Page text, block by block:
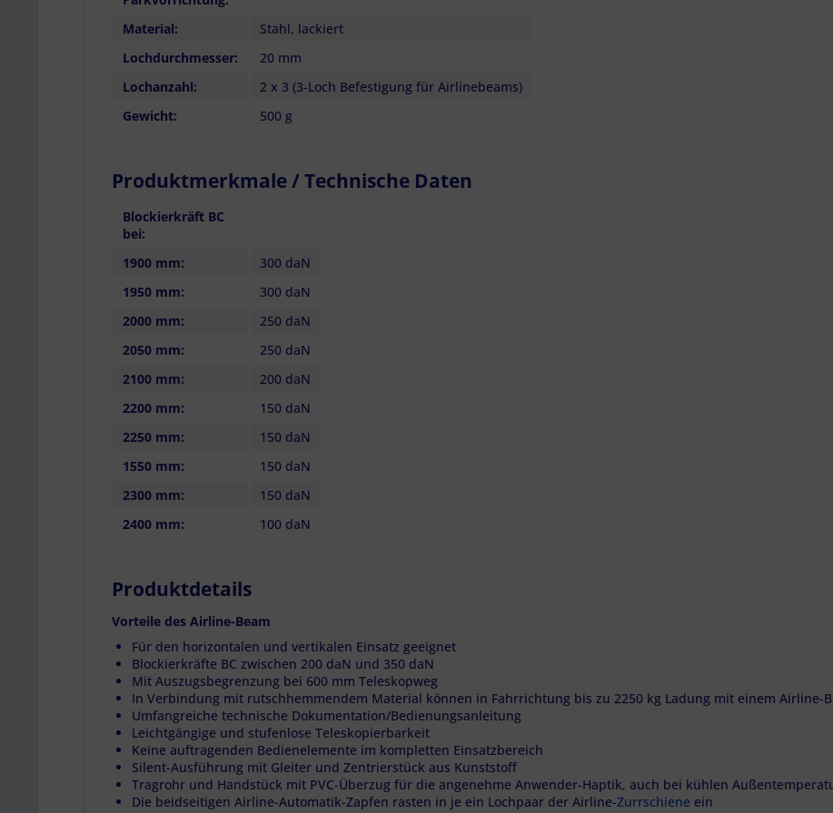
Material:
Stahl, lackiert
Lochdurchmesser:
20 mm
Lochanzahl:
2 x 3 (3-Loch Befestigung für Airlinebeams)
Gewicht:
500 g
Produktmerkmale / Technische Daten
Blockierkräft BC
bei:
1900 mm:
300 daN
1950 mm:
300 daN
2000 mm:
250 daN
2050 mm:
250 daN
2100 mm:
200 daN
2200 mm:
150 daN
2250 mm:
150 daN
1550 mm:
150 daN
2300 mm:
150 daN
2400 mm:
100 daN
Produktdetails
Vorteile des Airline-Beam
Für den horizontalen und vertikalen Einsatz geeignet
Blockierkräfte BC zwischen 200 daN und 350 daN
Mit Auszugsbegrenzung bei 600 mm Teleskopweg
In Verbindung mit rutschhemmendem Material können in Fahrrichtung bis zu 2250 kg Ladung mit einem Airline-
Umfangreiche technische Dokumentation/Bedienungsanleitung
Leichtgängige und stufenlose Teleskopierbarkeit
Keine auftragenden Bedienelemente im kompletten Einsatzbereich
Silent-Ausführung mit Gleiter und Zentrierstück aus Kunststoff
Tragrohr und Handstück mit PVC-Überzug für die angenehme Anwender-Haptik, auch bei kühlen
Die beidseitigen Airline-Automatik-Zapfen rasten in je ein Lochpaar der Airline-Zurrschiene ein